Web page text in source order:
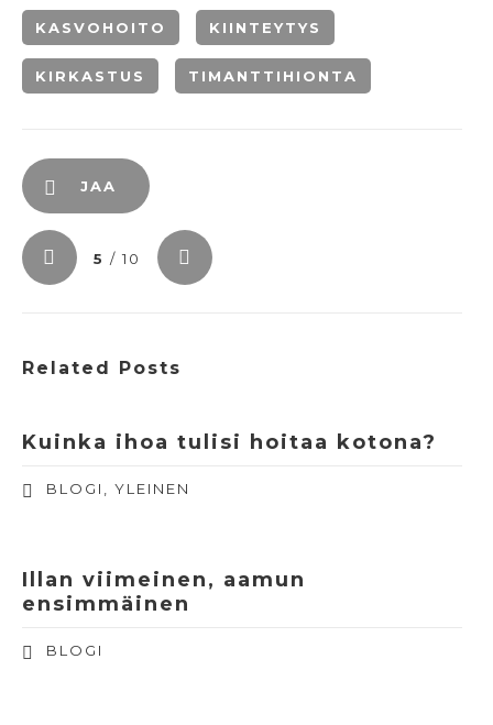
KASVOHOITO KIINTEYTYS
KIRKASTUS TIMANTTIHIONTA
JAA
5 / 10
Related Posts
Kuinka ihoa tulisi hoitaa kotona?
BLOGI YLEINEN
Illan viimeinen, aamun
ensimmäinen
BLOGI